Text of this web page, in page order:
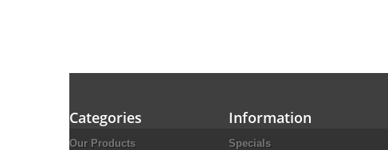
Categories
Our Products
Information
Specials